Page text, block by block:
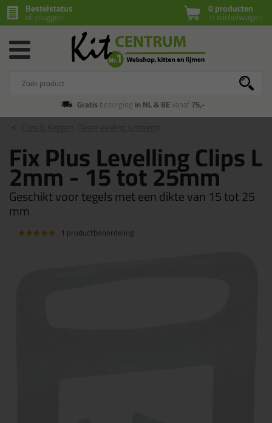
0 producten
in winkelwagen
Bestelstatus
of inloggen
Gratisbezorging in NL & BEvanaf75,-
Fix Plus Levelling Clips L
2mm - 15 tot 25mm
Geschikt voor tegels met een dikte van 15 tot 25
mm
1 productbeoordeling